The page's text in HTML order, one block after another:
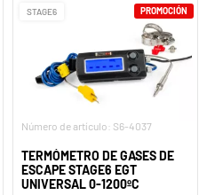
STAGE6
Número de artículo: S6-4037
TERMÓMETRO DE GASES DE
ESCAPE STAGE6 EGT
UNIVERSAL 0-1200ºC
PROMOCIÓN